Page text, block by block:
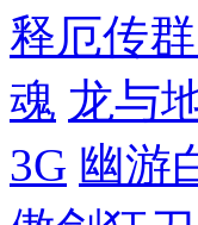
释厄传
魂 龙与
3G 幽游